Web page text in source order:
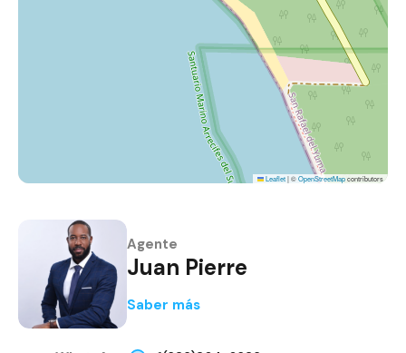
Leaflet|©OpenStreetMapcontributors
Agente
Juan Pierre
Saber más